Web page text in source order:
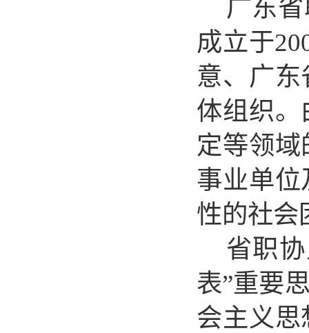
广东
成立于
意、广
体组织。
定等领
事业单
性的社会
省职
表”重要
会主义